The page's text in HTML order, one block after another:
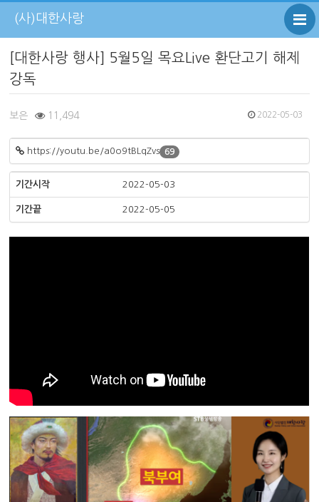
(사)대한사랑
[대한사랑 행사] 5월5일 목요Live 환단고기 해제
강독
보은 11,494 2022-05-03
https://youtu.be/a0o9tBLqZvs 69
기간시작 2022-05-03
기간끝 2022-05-05